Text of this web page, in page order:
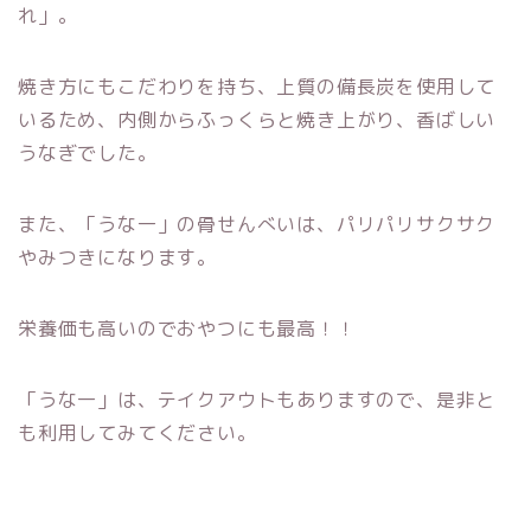
れ」。
焼き方にもこだわりを持ち、上質の備長炭を使用して
いるため、内側からふっくらと焼き上がり、香ばしい
うなぎでした。
また、「うな一」の骨せんべいは、パリパリサクサク
やみつきになります。
栄養価も高いのでおやつにも最高！！
「うな一」は、テイクアウトもありますので、是非と
も利用してみてください。